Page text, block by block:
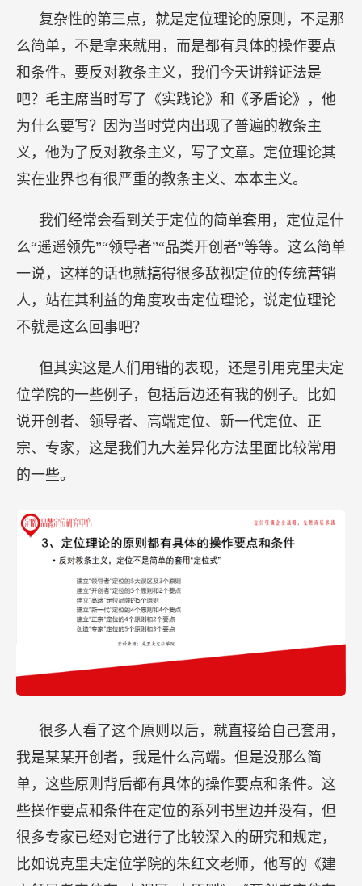
复杂性的第三点，就是定位理论的原则，不是那
么简单，不是拿来就用，而是都有具体的操作要点
和条件。要反对教条主义，我们今天讲辩证法是
吧？毛主席当时写了《实践论》和《矛盾论》，他
为什么要写？因为当时党内出现了普遍的教条主
义，他为了反对教条主义，写了文章。定位理论其
实在业界也有很严重的教条主义、本本主义。
我们经常会看到关于定位的简单套用，定位是什
么“遥遥领先”“领导者”“品类开创者”等等。这么简单
一说，这样的话也就搞得很多敌视定位的传统营销
人，站在其利益的角度攻击定位理论，说定位理论
不就是这么回事吧？
但其实这是人们用错的表现，还是引用克里夫定
位学院的一些例子，包括后边还有我的例子。比如
说开创者、领导者、高端定位、新一代定位、正
宗、专家，这是我们九大差异化方法里面比较常用
的一些。
很多人看了这个原则以后，就直接给自己套用，
我是某某开创者，我是什么高端。但是没那么简
单，这些原则背后都有具体的操作要点和条件。这
些操作要点和条件在定位的系列书里边并没有，但
很多专家已经对它进行了比较深入的研究和规定，
比如说克里夫定位学院的朱红文老师，他写的《建